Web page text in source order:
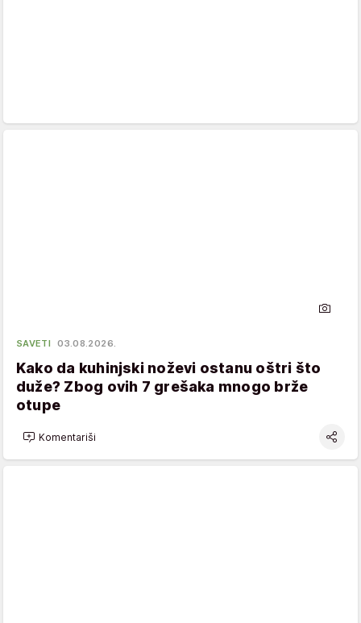
SAVETI 03.08.2026.
Kako da kuhinjski noževi ostanu oštri što
duže? Zbog ovih 7 grešaka mnogo brže
otupe
Komentariši